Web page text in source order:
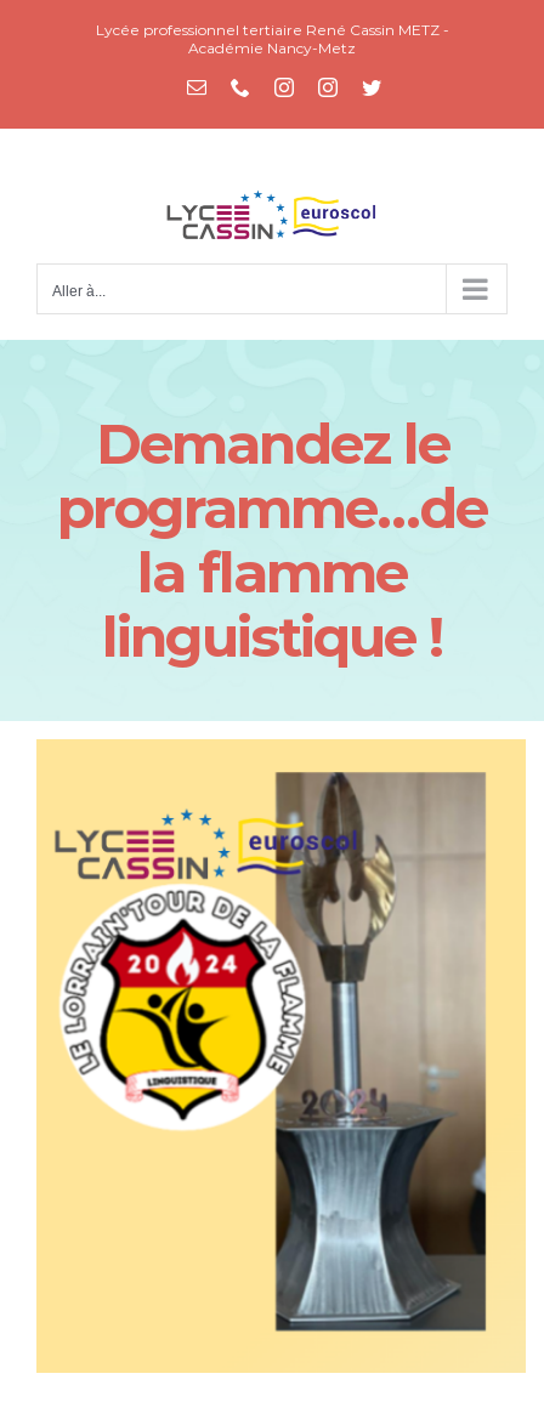
Lycée professionnel tertiaire René Cassin METZ -
Académie Nancy-Metz
Email TéléphoneInstagramInstagramTwitter
Aller à...
Demandez le
programme…de
la flamme
linguistique !